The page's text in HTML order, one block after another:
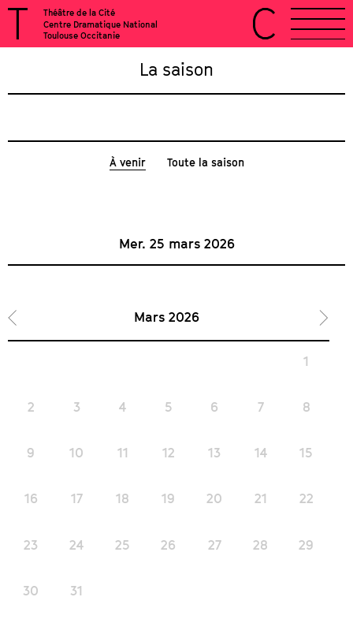
Théâtre de la Cité
Centre Dramatique National
Toulouse Occitanie
À venir Toute la saison
La saison
Mer. 25 mars 2026
Mars 2026
1
2 3 4 5 6 7 8
9 10 11 12 13 14 15
16 17 18 19 20 21 22
23 24 25 26 27 28 29
30 31